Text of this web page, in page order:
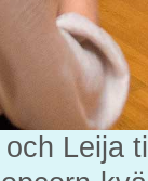
Leija